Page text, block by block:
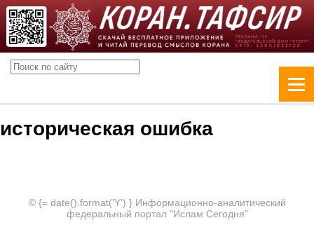
историческая ошибка
© {= date().format('Y') } Информационно-аналитический
федеральный портал "Ислам Сегодня"